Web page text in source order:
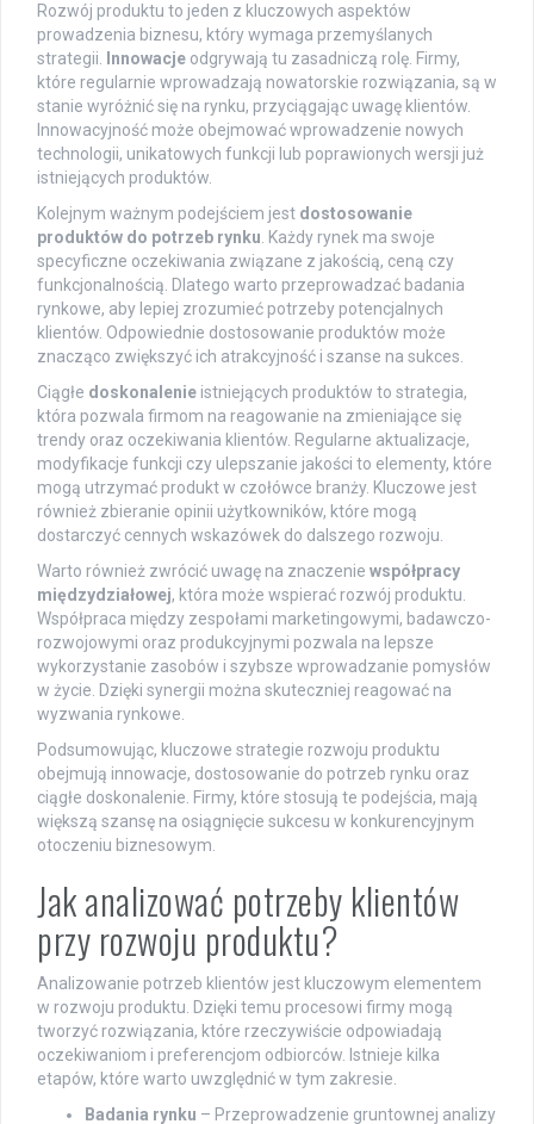
Rozwój produktu to jeden z kluczowych aspektów
prowadzenia biznesu, który wymaga przemyślanych
strategii. Innowacje odgrywają tu zasadniczą rolę. Firmy,
które regularnie wprowadzają nowatorskie rozwiązania, są w
stanie wyróżnić się na rynku, przyciągając uwagę klientów.
Innowacyjność może obejmować wprowadzenie nowych
technologii, unikatowych funkcji lub poprawionych wersji już
istniejących produktów.
Kolejnym ważnym podejściem jest dostosowanie
produktów do potrzeb rynku. Każdy rynek ma swoje
specyficzne oczekiwania związane z jakością, ceną czy
funkcjonalnością. Dlatego warto przeprowadzać badania
rynkowe, aby lepiej zrozumieć potrzeby potencjalnych
klientów. Odpowiednie dostosowanie produktów może
znacząco zwiększyć ich atrakcyjność i szanse na sukces.
Ciągłe doskonalenie istniejących produktów to strategia,
która pozwala firmom na reagowanie na zmieniające się
trendy oraz oczekiwania klientów. Regularne aktualizacje,
modyfikacje funkcji czy ulepszanie jakości to elementy, które
mogą utrzymać produkt w czołówce branży. Kluczowe jest
również zbieranie opinii użytkowników, które mogą
dostarczyć cennych wskazówek do dalszego rozwoju.
Warto również zwrócić uwagę na znaczenie współpracy
międzydziałowej, która może wspierać rozwój produktu.
Współpraca między zespołami marketingowymi, badawczo-
rozwojowymi oraz produkcyjnymi pozwala na lepsze
wykorzystanie zasobów i szybsze wprowadzanie pomysłów
w życie. Dzięki synergii można skuteczniej reagować na
wyzwania rynkowe.
Podsumowując, kluczowe strategie rozwoju produktu
obejmują innowacje, dostosowanie do potrzeb rynku oraz
ciągłe doskonalenie. Firmy, które stosują te podejścia, mają
większą szansę na osiągnięcie sukcesu w konkurencyjnym
otoczeniu biznesowym.
Jak analizować potrzeby klientów
przy rozwoju produktu?
Analizowanie potrzeb klientów jest kluczowym elementem
w rozwoju produktu. Dzięki temu procesowi firmy mogą
tworzyć rozwiązania, które rzeczywiście odpowiadają
oczekiwaniom i preferencjom odbiorców. Istnieje kilka
etapów, które warto uwzględnić w tym zakresie.
Badania rynku – Przeprowadzenie gruntownej analizy